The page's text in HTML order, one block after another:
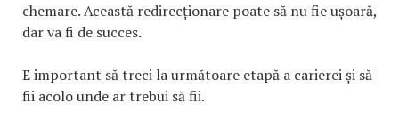
chemare. Această redirecționare poate să nu fie ușoară,
dar va fi de succes.
E important să treci la următoare etapă a carierei și să
fii acolo unde ar trebui să fii.